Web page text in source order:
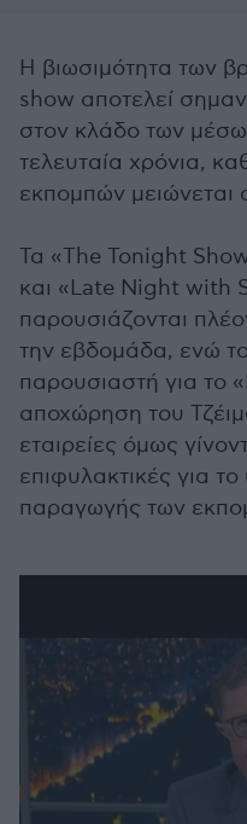
Η βιωσιμότητα των
show αποτελεί
στον κλάδο των
τελευταία χρόνια,
εκπομπών μειώνεται
Τα «The Tonight
και «Late Night with
παρουσιάζονται
την εβδομάδα, ενώ
παρουσιαστή για το
αποχώρηση του
εταιρείες όμως
επιφυλακτικές για
παραγωγής των